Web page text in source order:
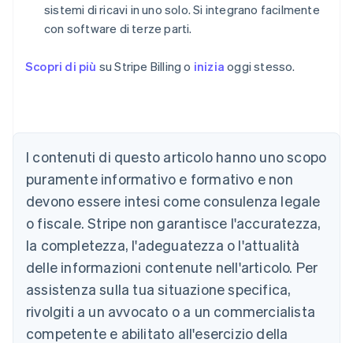
sistemi di ricavi in uno solo. Si integrano facilmente
con software di terze parti.
Scopri di più su Stripe Billing o inizia oggi stesso.
I contenuti di questo articolo hanno uno scopo
puramente informativo e formativo e non
devono essere intesi come consulenza legale
o fiscale. Stripe non garantisce l'accuratezza,
la completezza, l'adeguatezza o l'attualità
delle informazioni contenute nell'articolo. Per
assistenza sulla tua situazione specifica,
rivolgiti a un avvocato o a un commercialista
competente e abilitato all'esercizio della
English
Austria
Deutsch English
Belgio
NederlandsFrançaisDeutschEnglish
PortuguêsEnglish
Bulgaria
English
Canada
English Français
Cina continentale